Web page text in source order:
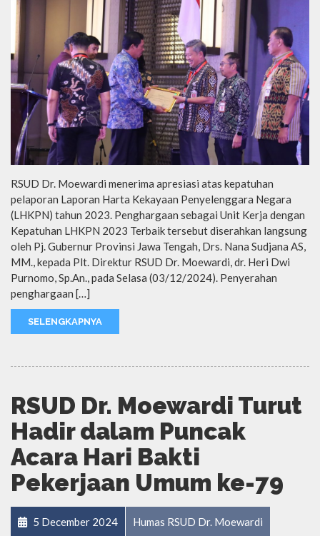
RSUD Dr. Moewardi menerima apresiasi atas kepatuhan
pelaporan Laporan Harta Kekayaan Penyelenggara Negara
(LHKPN) tahun 2023. Penghargaan sebagai Unit Kerja dengan
Kepatuhan LHKPN 2023 Terbaik tersebut diserahkan langsung
oleh Pj. Gubernur Provinsi Jawa Tengah, Drs. Nana Sudjana AS,
MM., kepada Plt. Direktur RSUD Dr. Moewardi, dr. Heri Dwi
Purnomo, Sp.An., pada Selasa (03/12/2024). Penyerahan
penghargaan […]
SELENGKAPNYA
RSUD Dr. Moewardi Turut
Hadir dalam Puncak
Acara Hari Bakti
Pekerjaan Umum ke-79
5 December 2024 Humas RSUD Dr. Moewardi